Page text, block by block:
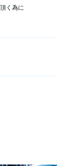
く為に